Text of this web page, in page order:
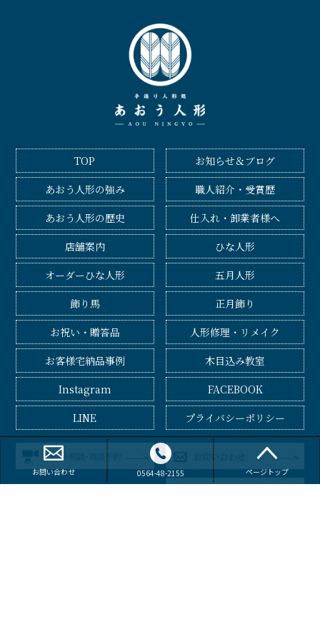
TOP
お知らせ＆ブログ
あおう人形の強み
職人紹介・受賞歴
あおう人形の歴史
仕入れ・卸業者様へ
店舗案内
ひな人形
オーダーひな人形
五月人形
飾り馬
正月飾り
お祝い・贈答品
人形修理・リメイク
お客様宅納品事例
木目込み教室
Instagram
FACEBOOK
LINE
プライバシーポリシー
お問い合わせ 0564-48-2155 ページトップ